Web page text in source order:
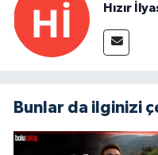
Hızır
Bunlar da ilginizi